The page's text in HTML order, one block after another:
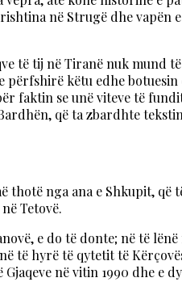
në Strugë dhe vapën
të tij në Tiranë nuk mund
këtu edhe
faktin se unë viteve të
që ta zbardhte
nga ana e Shkupit,
Tetovë.
e do të donte; në të
të hyrë të qytetit të
në vitin 1990 dhe e